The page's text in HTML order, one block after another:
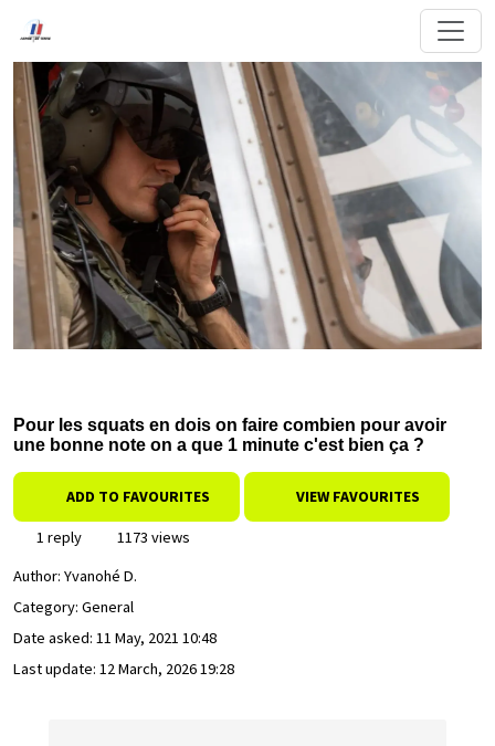
Pour les squats en dois on faire combien pour avoir
une bonne note on a que 1 minute c'est bien ça ?
ADD TO FAVOURITES VIEW FAVOURITES
1 reply
1173 views
Author: Yvanohé D.
Category: General
Date asked: 11 May, 2021 10:48
Last update: 12 March, 2026 19:28